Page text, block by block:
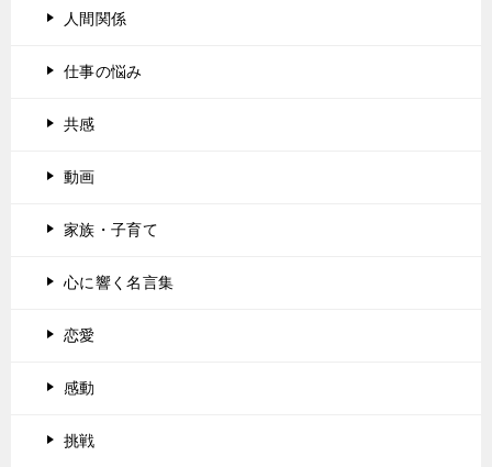
人間関係
仕事の悩み
共感
動画
家族・子育て
心に響く名言集
恋愛
感動
挑戦